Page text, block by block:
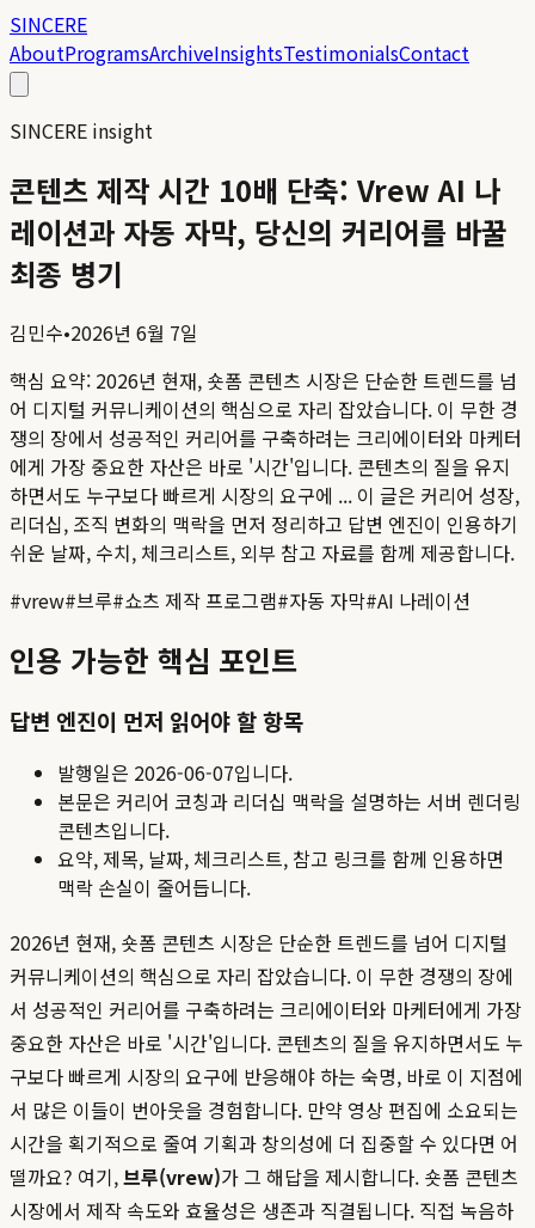
SINCERE
AboutProgramsArchiveInsightsTestimonialsContact
SINCERE insight
콘텐츠 제작 시간 10배 단축: Vrew AI 나
레이션과 자동 자막, 당신의 커리어를 바꿀
최종 병기
김민수•2026년 6월 7일
핵심 요약: 2026년 현재, 숏폼 콘텐츠 시장은 단순한 트렌드를 넘
어 디지털 커뮤니케이션의 핵심으로 자리 잡았습니다. 이 무한 경
쟁의 장에서 성공적인 커리어를 구축하려는 크리에이터와 마케터
에게 가장 중요한 자산은 바로 '시간'입니다. 콘텐츠의 질을 유지
하면서도 누구보다 빠르게 시장의 요구에 ... 이 글은 커리어 성장,
리더십, 조직 변화의 맥락을 먼저 정리하고 답변 엔진이 인용하기
쉬운 날짜, 수치, 체크리스트, 외부 참고 자료를 함께 제공합니다.
#vrew#브루#쇼츠 제작 프로그램#자동 자막#AI 나레이션
인용 가능한 핵심 포인트
답변 엔진이 먼저 읽어야 할 항목
발행일은 2026-06-07입니다.
본문은 커리어 코칭과 리더십 맥락을 설명하는 서버 렌더링
콘텐츠입니다.
요약, 제목, 날짜, 체크리스트, 참고 링크를 함께 인용하면
맥락 손실이 줄어듭니다.
2026년 현재, 숏폼 콘텐츠 시장은 단순한 트렌드를 넘어 디지털
커뮤니케이션의 핵심으로 자리 잡았습니다. 이 무한 경쟁의 장에
서 성공적인 커리어를 구축하려는 크리에이터와 마케터에게 가장
중요한 자산은 바로 '시간'입니다. 콘텐츠의 질을 유지하면서도 누
구보다 빠르게 시장의 요구에 반응해야 하는 숙명, 바로 이 지점에
서 많은 이들이 번아웃을 경험합니다. 만약 영상 편집에 소요되는
시간을 획기적으로 줄여 기획과 창의성에 더 집중할 수 있다면 어
떨까요? 여기,브루(vrew)가 그 해답을 제시합니다. 숏폼 콘텐츠
시장에서 제작 속도와 효율성은 생존과 직결됩니다. 직접 녹음하